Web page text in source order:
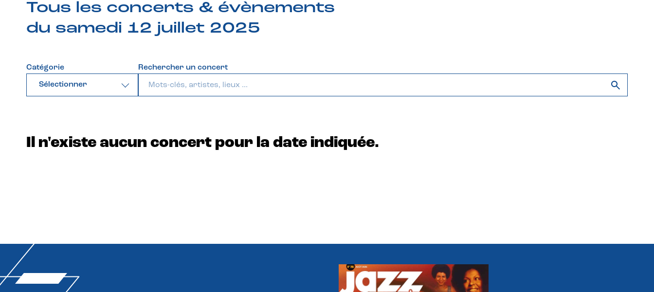
Tous les concerts & évènements
du samedi 12 juillet 2025
Catégorie
Sélectionner
Rechercher un concert
Il n'existe aucun concert pour la date indiquée.